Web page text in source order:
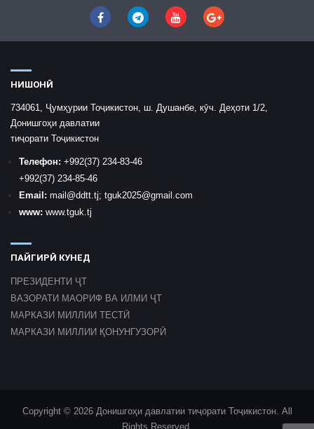
НИШОНӢ
734061, Ҷумҳурии Тоҷикистон, ш. Душанбе, кӯч. Деҳоти 1/2,
Донишгоҳи давлатии
тиҷорати Тоҷикистон
Телефон: +992(37) 234-83-46
+992(37) 234-85-46
Email: mail @ddtt.tj; tguk2025@gmail.com
www: www.tguk.tj
ПАЙГИРӢ КУНЕД
ПРЕЗИДЕНТИ ҶТ
ВАЗОРАТИ МАОРИФ ВА ИЛМИ ҶТ
МАРКАЗИ МИЛЛИИ ТЕСТӢ
МАРКАЗИ МИЛЛИИ ҚОНУНГУЗОРӢ
Copyright © 2026 Донишгоҳи давлатии тиҷорати Тоҷикистон. All
Rights Reserved